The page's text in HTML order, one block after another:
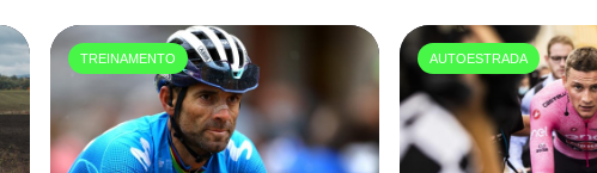
TREINAMENTO AUTOESTRADA